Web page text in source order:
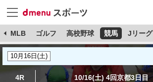
MLB ゴルフ 高校野球 競馬 Jリーグ
4R 10/16(土) 4回京都3日目